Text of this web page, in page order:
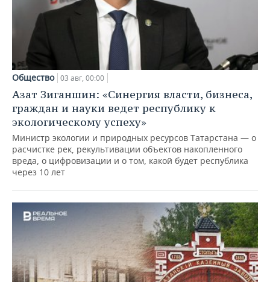
Общество 03 авг, 00:00
Азат Зиганшин: «Синергия власти, бизнеса,
граждан и науки ведет республику к
экологическому успеху»
Министр экологии и природных ресурсов Татарстана — о
расчистке рек, рекультивации объектов накопленного
вреда, о цифровизации и о том, какой будет республика
через 10 лет